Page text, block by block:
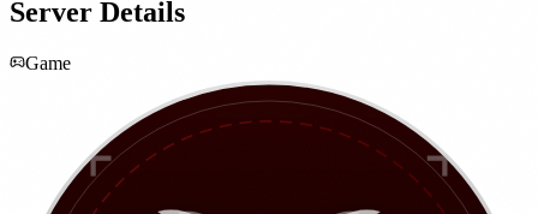
Server Details
Game